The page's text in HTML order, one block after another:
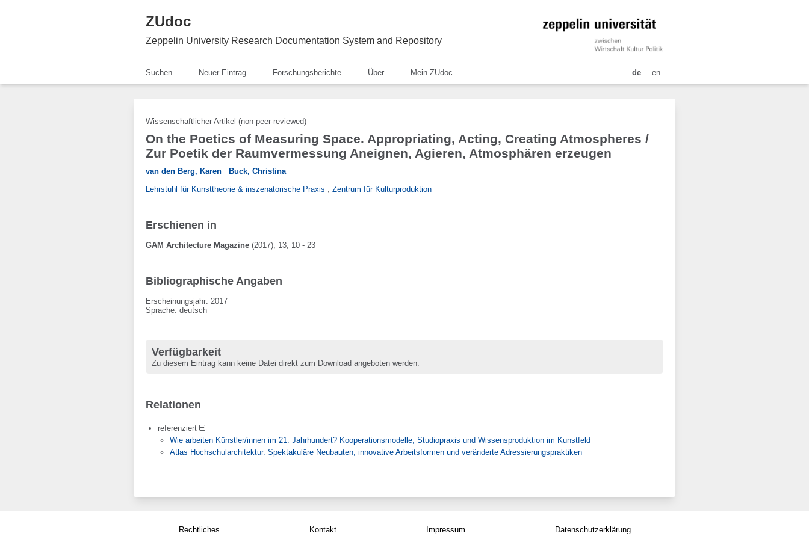
ZUdoc
Zeppelin University Research Documentation System and Repository
Suchen Neuer Eintrag Forschungsberichte Über Mein ZUdoc de en
Wissenschaftlicher Artikel (non-peer-reviewed)
On the Poetics of Measuring Space. Appropriating, Acting, Creating Atmospheres /
Zur Poetik der Raumvermessung Aneignen, Agieren, Atmosphären erzeugen
van den Berg, Karen
Buck, Christina
Lehrstuhl für Kunsttheorie & inszenatorische Praxis , Zentrum für Kulturproduktion
Erschienen in
GAM Architecture Magazine (2017), 13, 10 - 23
Bibliographische Angaben
Erscheinungsjahr: 2017
Sprache: deutsch
Verfügbarkeit
Zu diesem Eintrag kann keine Datei direkt zum Download angeboten werden.
Relationen
referenziert
Wie arbeiten Künstler/innen im 21. Jahrhundert? Kooperationsmodelle, Studiopraxis und Wissensproduktion im Kunstfeld
Atlas Hochschularchitektur. Spektakuläre Neubauten, innovative Arbeitsformen und veränderte Adressierungspraktiken
Rechtliches Kontakt Impressum Datenschutzerklärung